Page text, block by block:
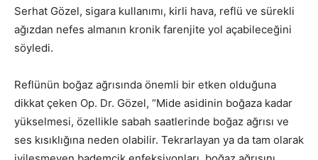
Serhat Gözel, sigara kullanımı, kirli hava, reflü ve sürekli
ağızdan nefes almanın kronik farenjite yol açabileceğini
söyledi.
Reflünün boğaz ağrısında önemli bir etken olduğuna
dikkat çeken Op. Dr. Gözel, “Mide asidinin boğaza kadar
yükselmesi, özellikle sabah saatlerinde boğaz ağrısı ve
ses kısıklığına neden olabilir. Tekrarlayan ya da tam olarak